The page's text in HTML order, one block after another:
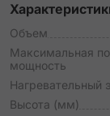
Объем
Максимальная
мощность
Нагревательный
Высота (мм)